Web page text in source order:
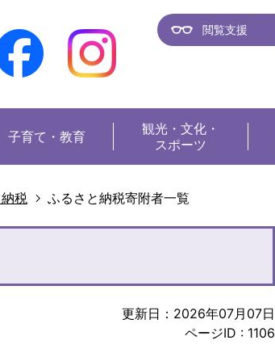
閲覧支援
子育て・教育 観光・文化・
スポーツ
税 ふるさと納税寄附者一覧
更新日：2026年07月07日
ページID : 1106